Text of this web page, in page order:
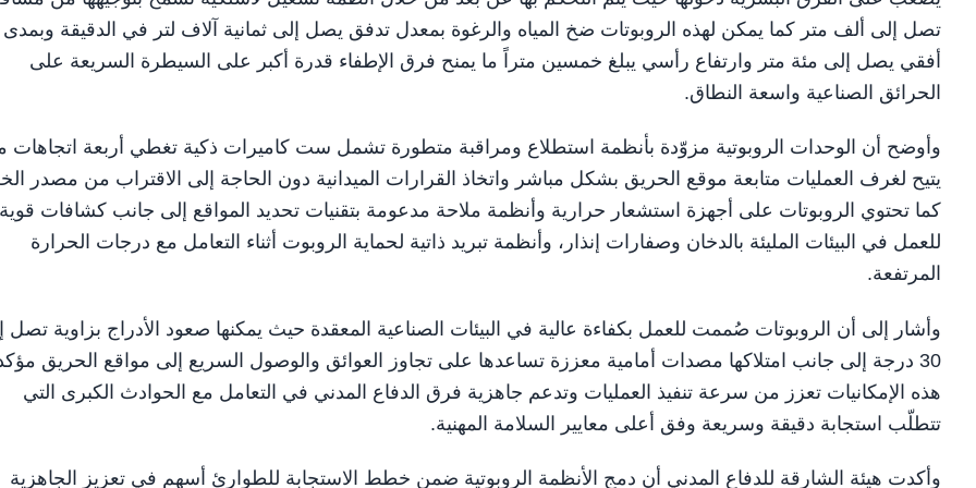
تصل إلى ألف متر كما يمكن لهذه الروبوتات ضخ المياه والرغوة بمعدل تدفق يصل إلى ثمانية آلاف لتر في الدقيقة وبمدى
أفقي يصل إلى مئة متر وارتفاع رأسي يبلغ خمسين متراً ما يمنح فرق الإطفاء قدرة أكبر على السيطرة السريعة على
الحرائق الصناعية واسعة النطاق.
وأوضح أن الوحدات الروبوتية مزوّدة بأنظمة استطلاع ومراقبة متطورة تشمل ست كاميرات ذكية تغطي أربعة اتجاهات
يتيح لغرف العمليات متابعة موقع الحريق بشكل مباشر واتخاذ القرارات الميدانية دون الحاجة إلى الاقتراب من مصدر
كما تحتوي الروبوتات على أجهزة استشعار حرارية وأنظمة ملاحة مدعومة بتقنيات تحديد المواقع إلى جانب كشافات قوية
للعمل في البيئات المليئة بالدخان وصفارات إنذار، وأنظمة تبريد ذاتية لحماية الروبوت أثناء التعامل مع درجات الحرارة
المرتفعة.
وأشار إلى أن الروبوتات صُممت للعمل بكفاءة عالية في البيئات الصناعية المعقدة حيث يمكنها صعود الأدراج بزاوية تصل
30 درجة إلى جانب امتلاكها مصدات أمامية معززة تساعدها على تجاوز العوائق والوصول السريع إلى مواقع الحريق
هذه الإمكانيات تعزز من سرعة تنفيذ العمليات وتدعم جاهزية فرق الدفاع المدني في التعامل مع الحوادث الكبرى التي
تتطلّب استجابة دقيقة وسريعة وفق أعلى معايير السلامة المهنية.
وأكدت هيئة الشارقة للدفاع المدني أن دمج الأنظمة الروبوتية ضمن خطط الاستجابة للطوارئ أسهم في تعزيز الجاهزية